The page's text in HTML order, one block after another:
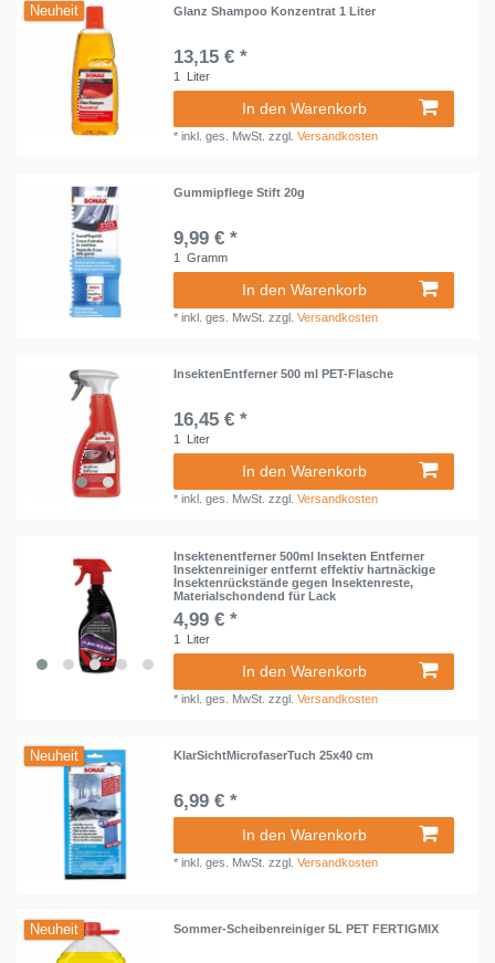
Neuheit Glanz Shampoo Konzentrat 1 Liter
13,15 € *
1 Liter
In den Warenkorb
*inkl. ges. MwSt. zzgl.Versandkosten
Gummipflege Stift 20g
9,99 € *
1 Gramm
In den Warenkorb
*inkl. ges. MwSt. zzgl.Versandkosten
InsektenEntferner 500 ml PET-Flasche
16,45 € *
1 Liter
In den Warenkorb
*inkl. ges. MwSt. zzgl.Versandkosten
Insektenentferner 500ml Insekten Entferner
Insektenreiniger entfernt effektiv hartnäckige
Insektenrückstände gegen Insektenreste,
Materialschondend für Lack
4,99 € *
1 Liter
In den Warenkorb
*inkl. ges. MwSt. zzgl.Versandkosten
Neuheit KlarSichtMicrofaserTuch 25x40 cm
6,99 € *
In den Warenkorb
*inkl. ges. MwSt. zzgl.Versandkosten
Neuheit Sommer-Scheibenreiniger 5L PET FERTIGMIX